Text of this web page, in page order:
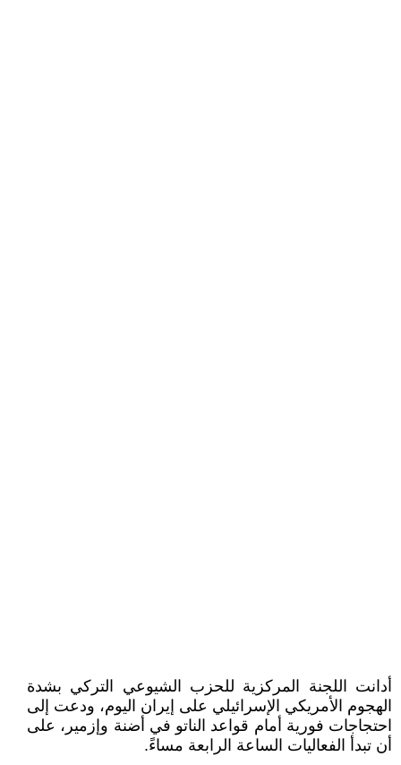
أدانت اللجنة المركزية للحزب الشيوعي التركي بشدة
الهجوم الأمريكي الإسرائيلي على إيران اليوم، ودعت إلى
احتجاجات فورية أمام قواعد الناتو في أضنة وإزمير، على
أن تبدأ الفعاليات الساعة الرابعة مساءً.